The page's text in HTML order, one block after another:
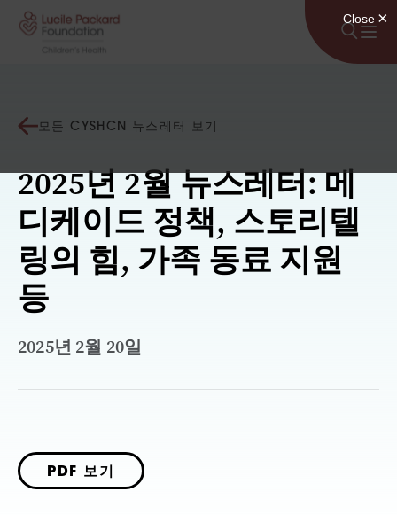
콘텐츠로 건너뛰기
모든 CYSHCN 뉴스레터 보기
2025년 2월 뉴스레터: 메
디케이드 정책, 스토리텔
링의 힘, 가족 동료 지원
등
2025년 2월 20일
PDF 보기